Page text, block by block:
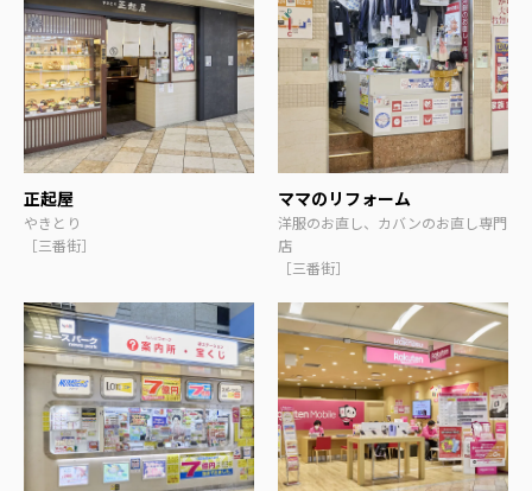
正起屋
やきとり
［三番街］
ママのリフォーム
洋服のお直し、カバンのお直し専門
店
［三番街］